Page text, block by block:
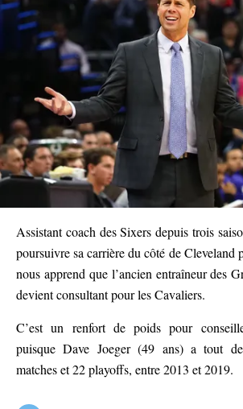
Assistant coach des Sixers depuis trois
poursuivre sa carrière du côté de Cleveland
nous apprend que l’ancien entraîneur des
devient consultant pour les Cavaliers.
C’est un renfort de poids pour
puisque Dave Joeger (49 ans) a tout
matches et 22 playoffs, entre 2013 et 2019.